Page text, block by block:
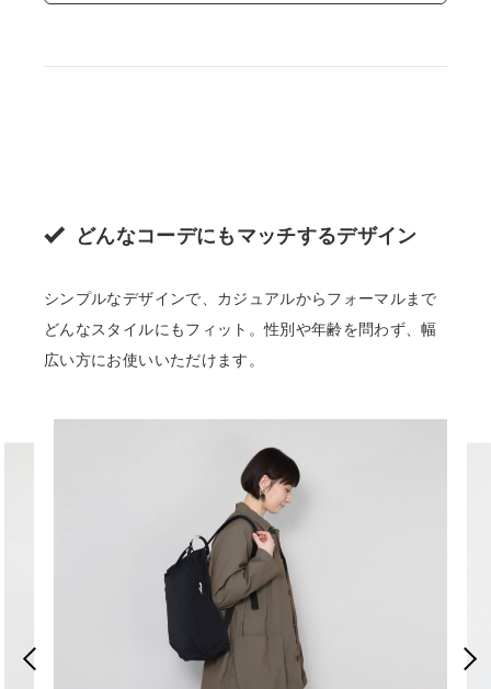
どんなコーデにもマッチするデザイン
シンプルなデザインで、カジュアルからフォーマルまで
どんなスタイルにもフィット。性別や年齢を問わず、幅
広い方にお使いいただけます。